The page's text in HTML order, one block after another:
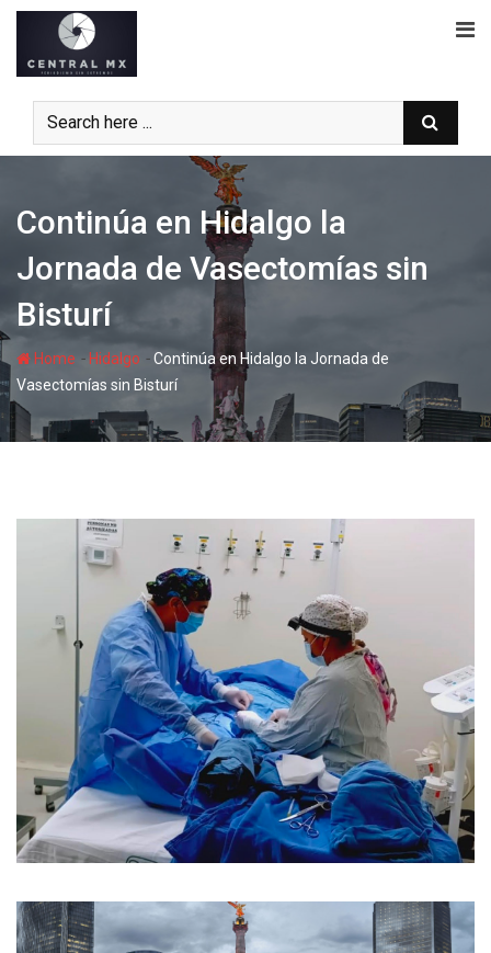
Skip
content
Continúa en Hidalgo la
Jornada de Vasectomías sin
Bisturí
Home - Hidalgo -Continúa en Hidalgo la Jornada de
Vasectomías sin Bisturí